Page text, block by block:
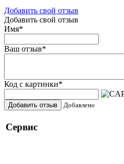
Добавить свой отзыв
Добавить свой отзыв
Имя*
Ваш отзыв*
Код с картинки*
Добавить отзыв Добавлено
Сервис